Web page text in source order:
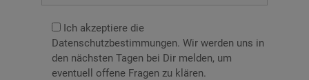
Ich akzeptiere die
Datenschutzbestimmungen. Wir werden uns in
den nächsten Tagen bei Dir melden, um
eventuell offene Fragen zu klären.